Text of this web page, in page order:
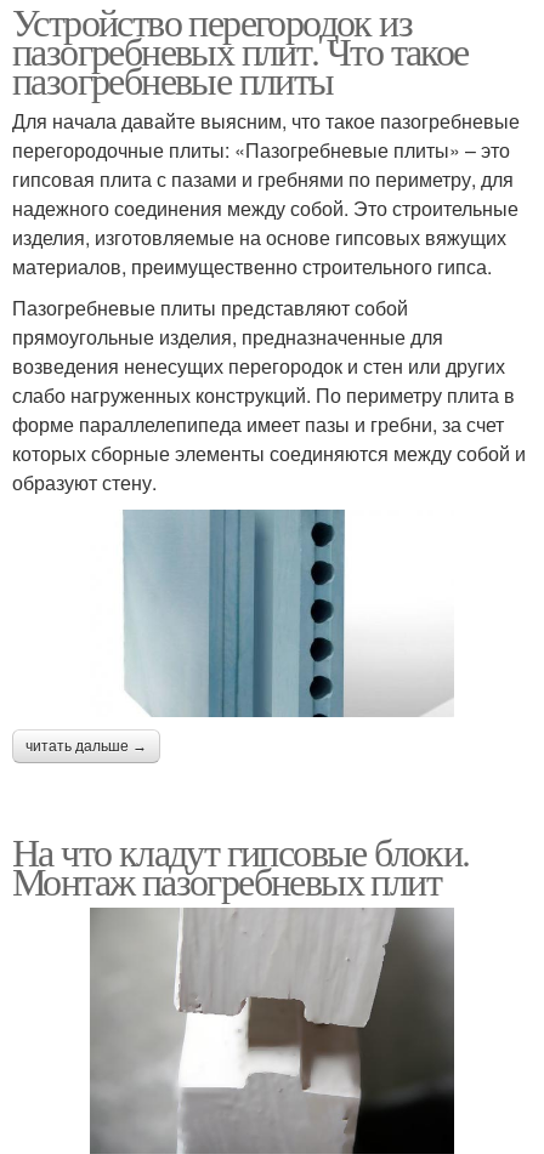
Устройство перегородок из
пазогребневых плит. Что такое
пазогребневые плиты
Для начала давайте выясним, что такое пазогребневые
перегородочные плиты: «Пазогребневые плиты» – это
гипсовая плита с пазами и гребнями по периметру, для
надежного соединения между собой. Это строительные
изделия, изготовляемые на основе гипсовых вяжущих
материалов, преимущественно строительного гипса.
Пазогребневые плиты представляют собой
прямоугольные изделия, предназначенные для
возведения ненесущих перегородок и стен или других
слабо нагруженных конструкций. По периметру плита в
форме параллелепипеда имеет пазы и гребни, за счет
которых сборные элементы соединяются между собой и
образуют стену.
читать дальше →
На что кладут гипсовые блоки.
Монтаж пазогребневых плит